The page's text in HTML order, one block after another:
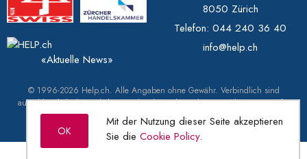
«Aktuelle News»
8050 Zürich
Telefon: 044 240 36 40
info@help.ch
© 1996-2026 Help.ch. Alle Angaben ohne Gewähr. Verbindlich sind
ausschliesslich die amtlichen Markendaten des Eidgenössischen Instituts für
Geistiges Eigentum (IGE) unter swissreg.ch.
OK
Mit der Nutzung dieser Seite akzeptieren
Sie die Cookie Policy.